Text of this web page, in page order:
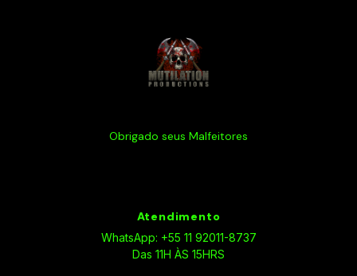
Obrigado seus Malfeitores
Atendimento
WhatsApp: +55 11 92011-8737
Das 11H ÀS 15HRS